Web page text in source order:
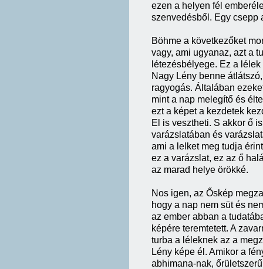
ezen a helyen fél
szenvedésből. Egy csepp
Böhme a következőket
vagy, ami ugyanaz, azt a
létezésbélyege. Ez a
Nagy Lény benne
ragyogás. Általában
mint a nap melegítő és
ezt a képet a kezdetek
El is vesztheti. S akkor ő
varázslatában és
ami a lelket meg tudja
ez a varázslat, ez az ő
az marad helye örökké.
Nos igen, az Őskép
hogy a nap nem süt és
az ember abban a
képére teremtetett. A
turba a léleknek az a
Lény képe él. Amikor a
abhimana-nak,